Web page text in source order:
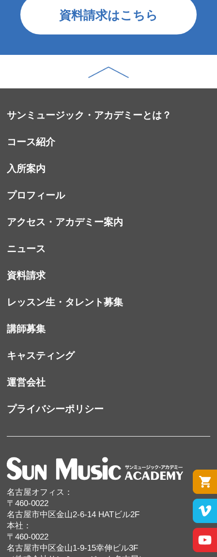
資料請求はこちら
サンミュージック・アカデミーとは？
コース紹介
入所案内
プロフィール
アクセス・アカデミー案内
ニュース
資料請求
レッスン生・タレント募集
講師募集
キャスティング
運営会社
プライバシーポリシー
名古屋オフィス：
〒460-0022
名古屋市中区金山2-6-14 HATビル2F
本社：
〒460-0022
名古屋市中区金山1-9-15幸伸ビル3F